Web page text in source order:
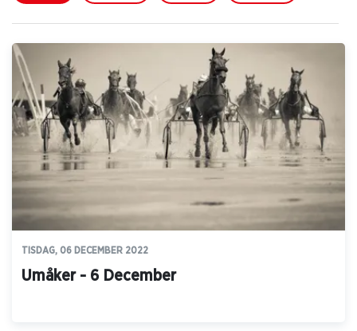
TISDAG, 06 DECEMBER 2022
Umåker - 6 December